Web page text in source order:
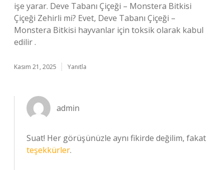
işe yarar. Deve Tabanı Çiçeği – Monstera Bitkisi
Çiçeği Zehirli mi? Evet, Deve Tabanı Çiçeği –
Monstera Bitkisi hayvanlar için toksik olarak kabul
edilir .
Kasım 21, 2025 Yanıtla
admin
Suat! Her görüşünüzle aynı fikirde değilim, fakat
teşekkürler.